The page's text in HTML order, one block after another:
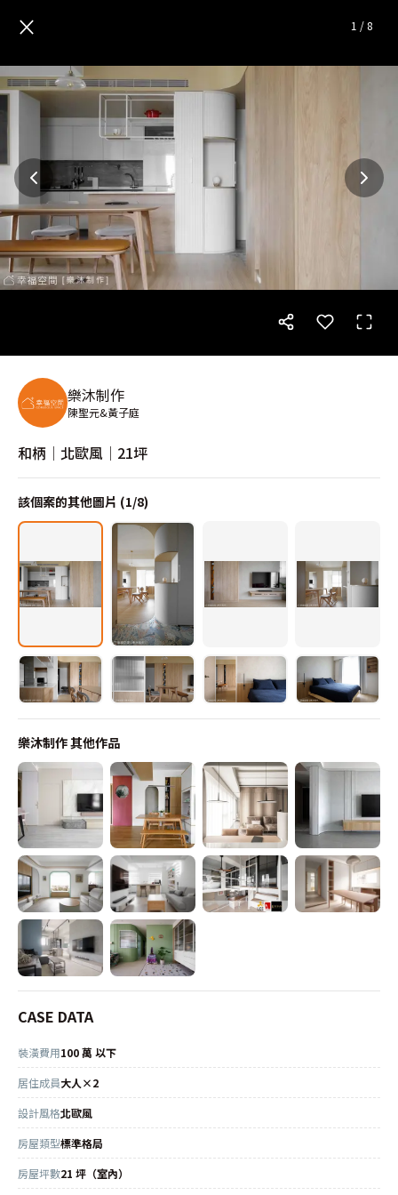
和柄│北歐風│21坪 — 完整
× 1 / 8
樂沐制作
陳聖元&黃子庭
和柄│北歐風│21坪
該個案的其他圖片 (1/8)
樂沐制作其他作品
CASE DATA
裝潢費用100 萬 以下
居住成員大人×2
設計風格北歐風
房屋類型標準格局
房屋坪數21 坪（室內）